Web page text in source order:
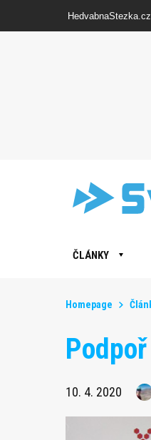
HedvabnaStezka.cz
ČLÁNKY
Homepage
10. 4. 2020